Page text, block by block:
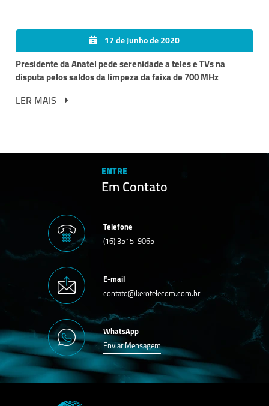
17 de Junho de 2020
Presidente da Anatel pede serenidade a teles e TVs na
disputa pelos saldos da limpeza da faixa de 700 MHz
LER MAIS
ENTRE
Em Contato
Telefone
(16) 3515-9065
E-mail
contato@kerotelecom.com.br
WhatsApp
Enviar Mensagem